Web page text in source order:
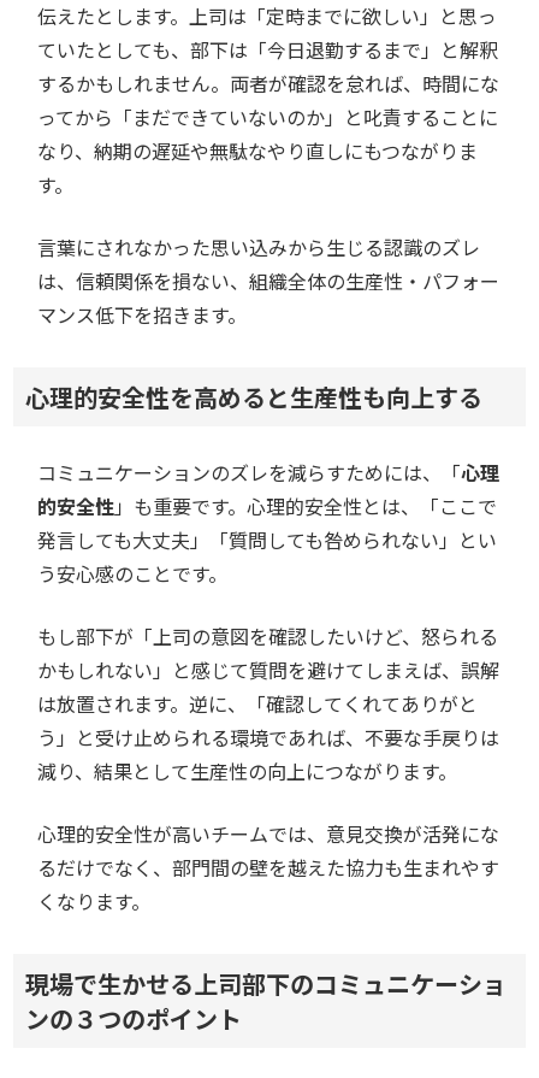
伝えたとします。上司は「定時までに欲しい」と思っ
ていたとしても、部下は「今日退勤するまで」と解釈
するかもしれません。両者が確認を怠れば、時間にな
ってから「まだできていないのか」と叱責することに
なり、納期の遅延や無駄なやり直しにもつながりま
す。
言葉にされなかった思い込みから生じる認識のズレ
は、信頼関係を損ない、組織全体の生産性・パフォー
マンス低下を招きます。
心理的安全性を高めると生産性も向上する
コミュニケーションのズレを減らすためには、「心理
的安全性」も重要です。心理的安全性とは、「ここで
発言しても大丈夫」「質問しても咎められない」とい
う安心感のことです。
もし部下が「上司の意図を確認したいけど、怒られる
かもしれない」と感じて質問を避けてしまえば、誤解
は放置されます。逆に、「確認してくれてありがと
う」と受け止められる環境であれば、不要な手戻りは
減り、結果として生産性の向上につながります。
心理的安全性が高いチームでは、意見交換が活発にな
るだけでなく、部門間の壁を越えた協力も生まれやす
くなります。
現場で生かせる上司部下のコミュニケーショ
ンの３つのポイント